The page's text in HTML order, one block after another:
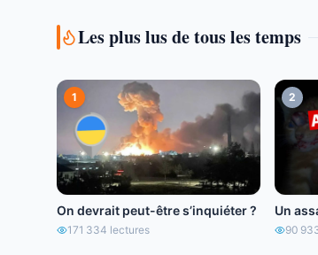
Les plus lus de tous les temps
1
On devrait peut-être s’inquiéter ?
171 334 lectures
2
Un
90